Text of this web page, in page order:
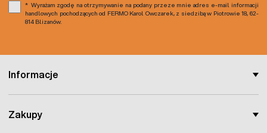
Informacje
Zakupy
Wyrażam zgodę na otrzymywanie na podany przeze mnie adres e-mail informacji
handlowych pochodzących od FERMO Karol Owczarek, z siedzibą w Piotrowie 18, 62-
814 Blizanów.